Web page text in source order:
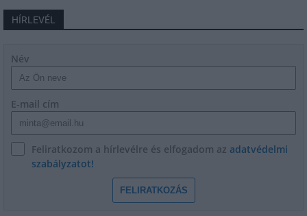
HÍRLEVÉL
Név
E-mail cím
Feliratkozom a hírlevélre és elfogadom az adatvédelmi
szabályzatot!
FELIRATKOZÁS